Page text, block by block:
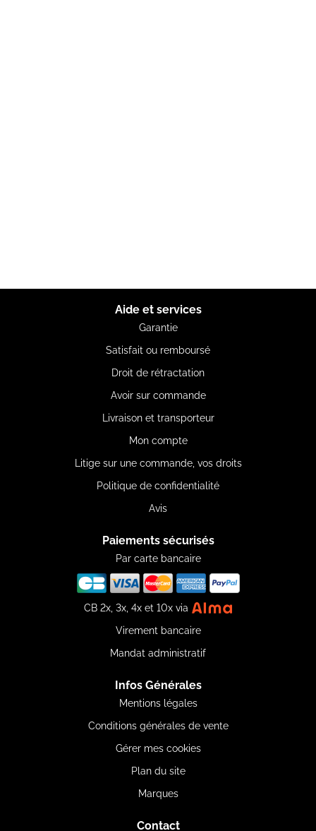
Aide et services
Garantie
Satisfait ou remboursé
Droit de rétractation
Avoir sur commande
Livraison et transporteur
Mon compte
Litige sur une commande, vos droits
Politique de confidentialité
Avis
Paiements sécurisés
Par carte bancaire
CB 2x, 3x, 4x et 10x via
Virement bancaire
Mandat administratif
Infos Générales
Mentions légales
Conditions générales de vente
Gérer mes cookies
Plan du site
Marques
Contact